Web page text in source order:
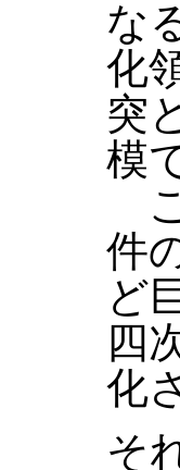
な
化
突
模
件
ど
四
化
そ